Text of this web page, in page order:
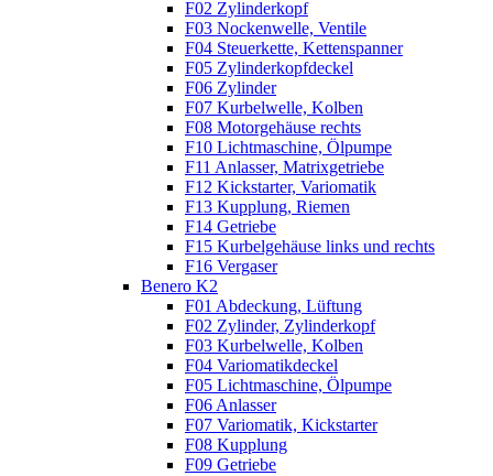
F02 Zylinderkopf
F03 Nockenwelle, Ventile
F04 Steuerkette, Kettenspanner
F05 Zylinderkopfdeckel
F06 Zylinder
F07 Kurbelwelle, Kolben
F08 Motorgehäuse rechts
F10 Lichtmaschine, Ölpumpe
F11 Anlasser, Matrixgetriebe
F12 Kickstarter, Variomatik
F13 Kupplung, Riemen
F14 Getriebe
F15 Kurbelgehäuse links und rechts
F16 Vergaser
Benero K2
F01 Abdeckung, Lüftung
F02 Zylinder, Zylinderkopf
F03 Kurbelwelle, Kolben
F04 Variomatikdeckel
F05 Lichtmaschine, Ölpumpe
F06 Anlasser
F07 Variomatik, Kickstarter
F08 Kupplung
F09 Getriebe